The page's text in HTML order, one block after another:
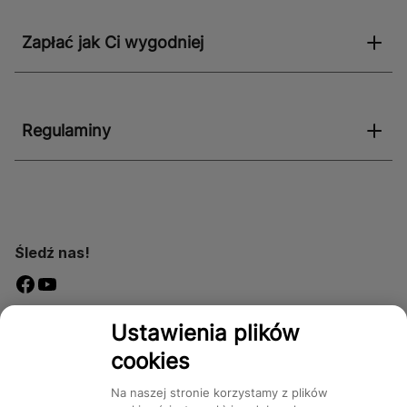
Zapłać jak Ci wygodniej
Regulaminy
Śledź nas!
DostępnośćUstawienia plików
cookies
Na naszej stronie korzystamy z plików